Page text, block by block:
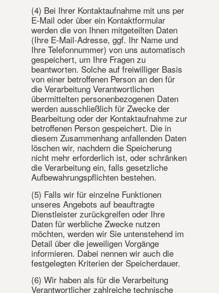
(4) Bei Ihrer Kontaktaufnahme mit uns per
E-Mail oder über ein Kontaktformular
werden die von Ihnen mitgeteilten Daten
(Ihre E-Mail-Adresse, ggf. Ihr Name und
Ihre Telefonnummer) von uns automatisch
gespeichert, um Ihre Fragen zu
beantworten. Solche auf freiwilliger Basis
von einer betroffenen Person an den für
die Verarbeitung Verantwortlichen
übermittelten personenbezogenen Daten
werden ausschließlich für Zwecke der
Bearbeitung oder der Kontaktaufnahme zur
betroffenen Person gespeichert. Die in
diesem Zusammenhang anfallenden Daten
löschen wir, nachdem die Speicherung
nicht mehr erforderlich ist, oder schränken
die Verarbeitung ein, falls gesetzliche
Aufbewahrungspflichten bestehen.
(5) Falls wir für einzelne Funktionen
unseres Angebots auf beauftragte
Dienstleister zurückgreifen oder Ihre
Daten für werbliche Zwecke nutzen
möchten, werden wir Sie untenstehend im
Detail über die jeweiligen Vorgänge
informieren. Dabei nennen wir auch die
festgelegten Kriterien der Speicherdauer.
(6) Wir haben als für die Verarbeitung
Verantwortlicher zahlreiche technische